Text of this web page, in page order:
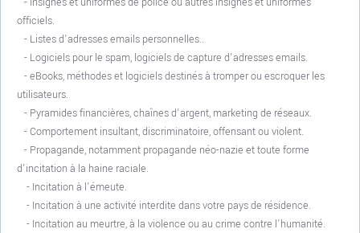
officiels.
- Listes d'adresses emails personnelles..
- Logiciels pour le spam, logiciels de capture d'adresses emails.
- eBooks, méthodes et logiciels destinés à tromper ou escroquer les
utilisateurs.
- Pyramides financières, chaînes d'argent, marketing de réseaux.
- Comportement insultant, discriminatoire, offensant ou violent.
- Propagande, notamment propagande néo-nazie et toute forme
d'incitation à la haine raciale.
- Incitation à l'émeute.
- Incitation à une activité interdite dans votre pays de résidence.
- Incitation au meurtre, à la violence ou au crime contre l'humanité.